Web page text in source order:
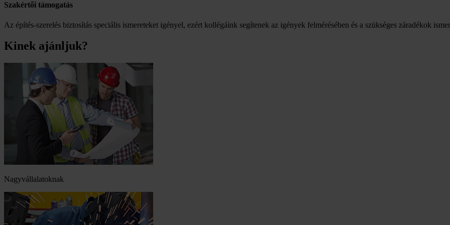
Szakértői támogatás
Az építés-szerelés biztosítás speciális ismereteket igényel, ezért kollégáink segítenek az igények felmérésében és a szükséges záradékok
Kinek ajánljuk?
Nagyvállalatoknak